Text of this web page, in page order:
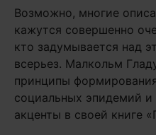
Возможно, многие
кажутся совершенно
кто задумывается над
всерьез. Малкольм
принципы
социальных эпидемий и
акценты в своей книге